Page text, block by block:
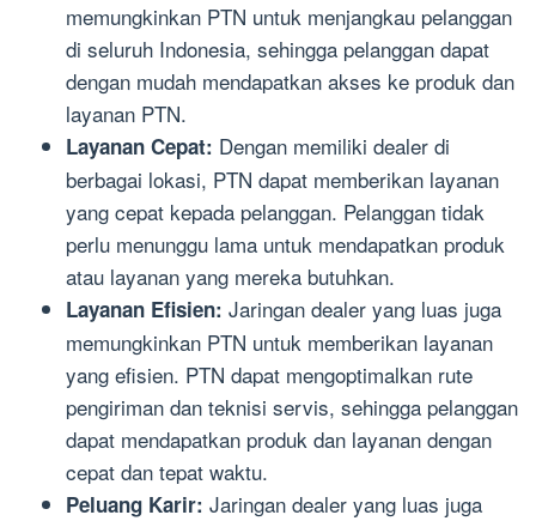
memungkinkan PTN untuk menjangkau pelanggan
di seluruh Indonesia, sehingga pelanggan dapat
dengan mudah mendapatkan akses ke produk dan
layanan PTN.
Layanan Cepat: Dengan memiliki dealer di
berbagai lokasi, PTN dapat memberikan layanan
yang cepat kepada pelanggan. Pelanggan tidak
perlu menunggu lama untuk mendapatkan produk
atau layanan yang mereka butuhkan.
Layanan Efisien: Jaringan dealer yang luas juga
memungkinkan PTN untuk memberikan layanan
yang efisien. PTN dapat mengoptimalkan rute
pengiriman dan teknisi servis, sehingga pelanggan
dapat mendapatkan produk dan layanan dengan
cepat dan tepat waktu.
Peluang Karir: Jaringan dealer yang luas juga